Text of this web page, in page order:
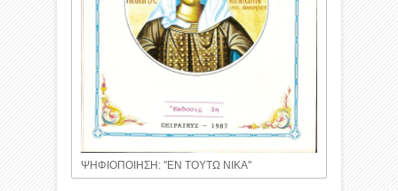
ΨΗΦΙΟΠΟΙΗΣΗ: ''ΕΝ ΤΟΥΤΩ ΝΙΚΑ''